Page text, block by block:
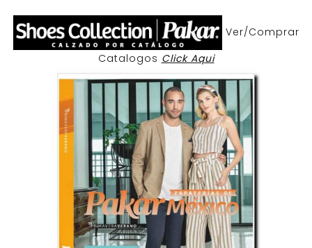
Ver/Comprar
Catalogos Click Aqui